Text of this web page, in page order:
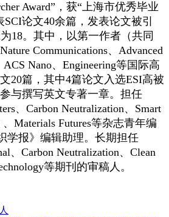
Award”，获“上海市优秀毕业
论文40余篇，发表论文被引
18。其中，以第一作者（共同
Communications、Advanced
Nano、Engineering等国际高
20篇，其中4篇论文入选ESI高被
与撰写英文专著一章。担任
、Carbon Neutralization、Smart
、Materials Futures等杂志青年编
学报》编辑助理。长期担任
、Carbon Neutralization、Clean
等期刊的审稿人。